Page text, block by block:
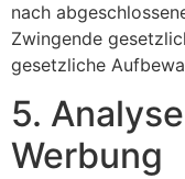
nach
Zwingende
gesetzliche
5.
Werbung